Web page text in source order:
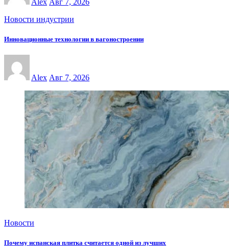
Новости индустрии
Инновационные технологии в вагоностроении
Alex Авг 7, 2026
Новости
Почему испанская плитка считается одной из лучших